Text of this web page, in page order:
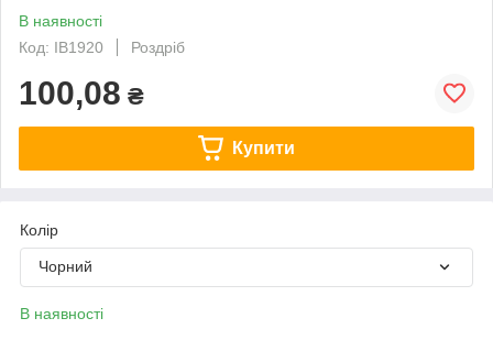
В наявності
Код: IB1920
Роздріб
100,08 ₴
Купити
Колір
Чорний
В наявності